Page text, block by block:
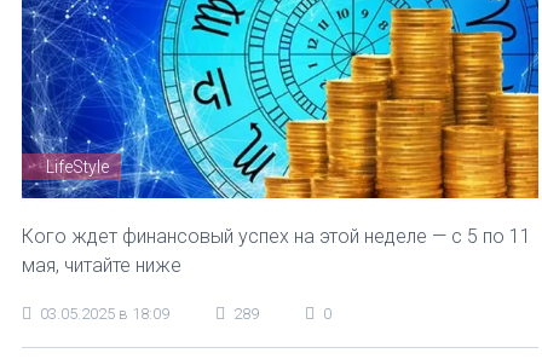
LifeStyle
Кого ждет финансовый успех на этой неделе — с 5 по 11
мая, читайте ниже
03.05.2025 в 18:09 289 0